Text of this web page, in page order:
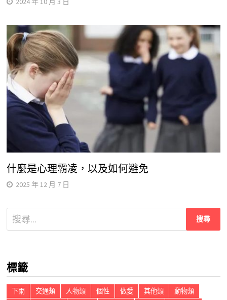
什麼是心理霸凌，以及如何避免
2025 年 12 月 7 日
搜
尋
字:
標籤
下雨 交通類 人物類 個性 做愛 其他類
動物類